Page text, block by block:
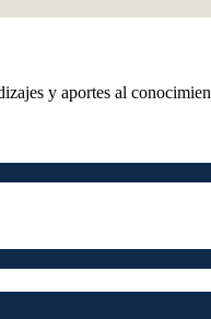
y aportes al